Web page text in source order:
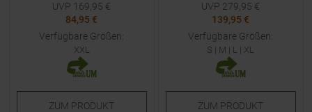
UVP 169,95 €
84,95 €
Verfügbare Größen:
XXL
ZUM PRODUKT
UVP 279,95 €
139,95 €
Verfügbare Größen:
S | M | L | XL
ZUM PRODUKT